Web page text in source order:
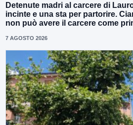
Detenute madri al carcere di
incinte e una sta per partorire.
non può avere il carcere come
7 AGOSTO 2026